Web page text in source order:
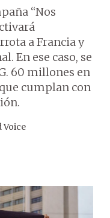
“Nos
a Francia y
En ese caso, se
60 millones en
cumplan con
Voice